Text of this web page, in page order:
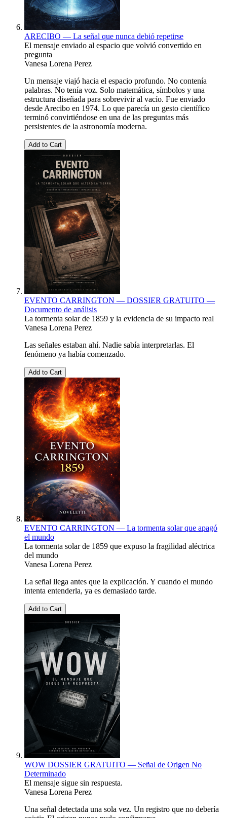
ARECIBO — La señal que nunca debió repetirse
El mensaje enviado al espacio que volvió convertido en
pregunta
Vanesa Lorena Perez
Un mensaje viajó hacia el espacio profundo. No contenía
palabras. No tenía voz. Solo matemática, símbolos y una
estructura diseñada para sobrevivir al vacío. Fue enviado
desde Arecibo en 1974. Lo que parecía un gesto científico
terminó convirtiéndose en una de las preguntas más
persistentes de la astronomía moderna.
Add to Cart
EVENTO CARRINGTON — DOSSIER GRATUITO —
Documento de análisis
La tormenta solar de 1859 y la evidencia de su impacto real
Vanesa Lorena Perez
Las señales estaban ahí. Nadie sabía interpretarlas. El
fenómeno ya había comenzado.
Add to Cart
EVENTO CARRINGTON — La tormenta solar que apagó
el mundo
La tormenta solar de 1859 que expuso la fragilidad aléctrica
del mundo
Vanesa Lorena Perez
La señal llega antes que la explicación. Y cuando el mundo
intenta entenderla, ya es demasiado tarde.
Add to Cart
WOW DOSSIER GRATUITO — Señal de Origen No
Determinado
El mensaje sigue sin respuesta.
Vanesa Lorena Perez
Una señal detectada una sola vez. Un registro que no debería